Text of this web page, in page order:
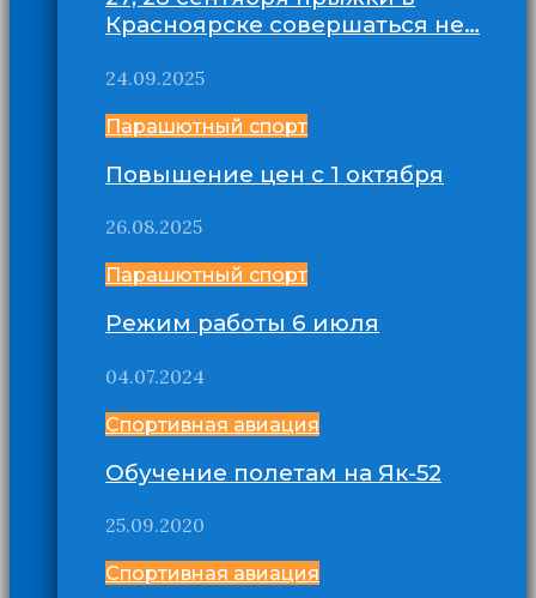
Красноярске совершаться не…
24.09.2025
Парашютный спорт
Повышение цен с 1 октября
26.08.2025
Парашютный спорт
Режим работы 6 июля
04.07.2024
Спортивная авиация
Обучение полетам на Як-52
25.09.2020
Спортивная авиация